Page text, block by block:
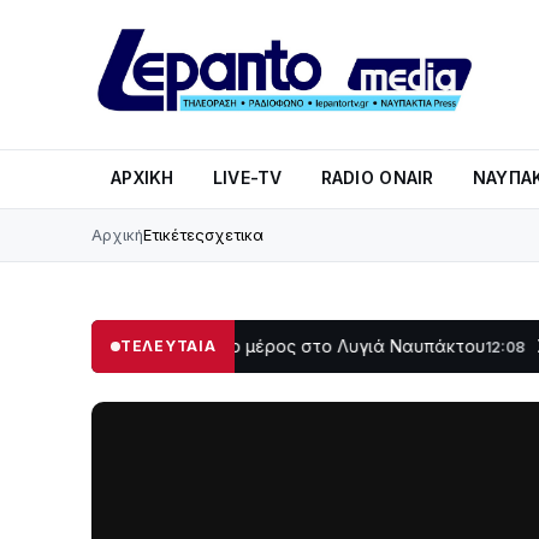
ΑΡΧΙΚΉ LIVE-TV RADIO ONAIR
ΑρχικήΕτικέτεςσχετικα
ΤΕΛΕΥΤΑΙΑ
σκοτάδι μεγάλο μέρος στο Λυγιά Ναυπάκτου12:08 Σε